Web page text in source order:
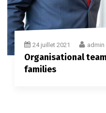
24 juillet 2021 admin
Organisational
families